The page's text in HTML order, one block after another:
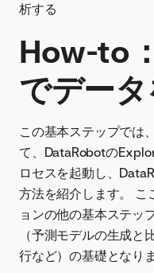
析する
How-to
でデー
この基本ステップでは
て、DataRobotの
ロセスを起動し、
方法を紹介します。 こ
ョンの他の基本ステッ
（予測モデルの生成
行など）の基礎となりま